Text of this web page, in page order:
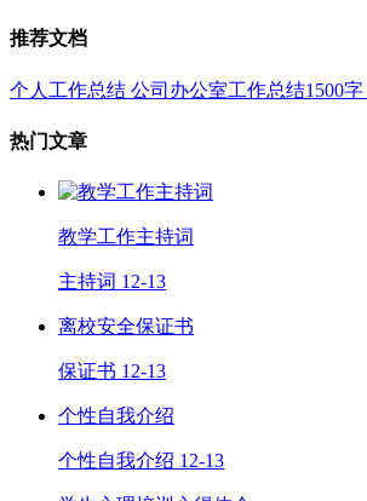
推荐文档
个人工作总结 公司办公室工作总结1500字
热门文章
教学工作主持词
主持词 12-13
离校安全保证书
保证书 12-13
个性自我介绍
个性自我介绍 12-13